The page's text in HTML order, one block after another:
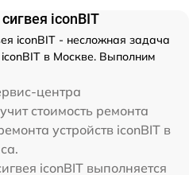
iconBIT
iconBIT - несложная задача
в Москве. Выполним
центра
стоимость ремонта
устройств iconBIT в
iconBIT выполняется